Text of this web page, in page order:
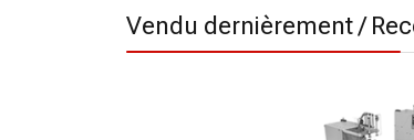
Vendu dernièrement /